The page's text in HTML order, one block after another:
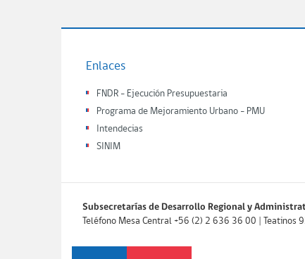
Enlaces
FNDR - Ejecución Presupuestaria
Programa de Mejoramiento Urbano - PMU
Intendecias
SINIM
Subsecretarías de Desarrollo Regional y
Teléfono Mesa Central +56 (2) 2 636 36 00 | Teatinos